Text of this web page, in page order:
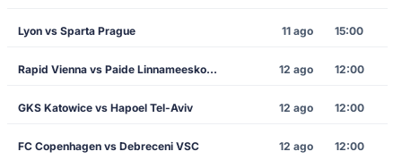
Lyon vs Sparta Prague 11 ago 15:00
Rapid Vienna vs Paide Linnameeskond 12 ago 12:00
GKS Katowice vs Hapoel Tel-Aviv 12 ago 12:00
FC Copenhagen vs Debreceni VSC 12 ago 12:00